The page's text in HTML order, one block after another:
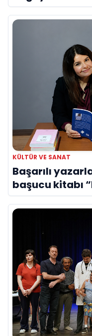
Evreni
KÜLTÜR VE SANAT
Başarılı
başucu kitabı
yerini aldı